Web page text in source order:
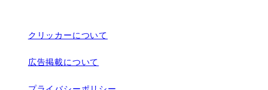
クリッカーについて
広告掲載について